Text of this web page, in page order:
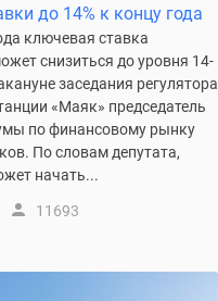
до 14% к концу года
ключевая ставка
снизиться до уровня 14-
заседания регулятора
«Маяк» председатель
по финансовому рынку
По словам депутата,
начать...
11693